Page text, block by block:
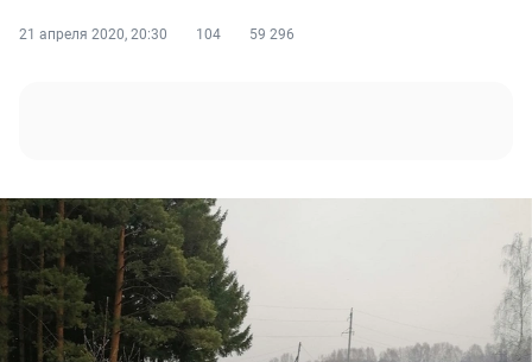
21 апреля 2020, 20:30 104 59 296